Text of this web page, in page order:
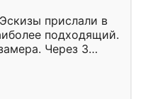
прислали в
подходящий.
Через 3
Остались
Ренессанс
работу!